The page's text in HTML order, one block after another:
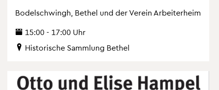
Bo­del­schwingh, Be­thel und der Ver­ein Ar­bei­ter­heim
15:00 - 17:00 Uhr
His­to­ri­sche Samm­lung Be­thel